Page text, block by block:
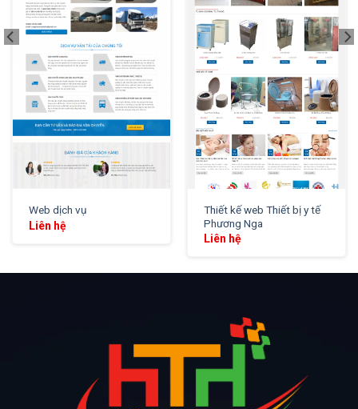
Web dịch vụ
Liên hệ
XEM THỬ
Thiết kế web Thiết bị y tế
Phương Nga
Liên hệ
XEM THỬ